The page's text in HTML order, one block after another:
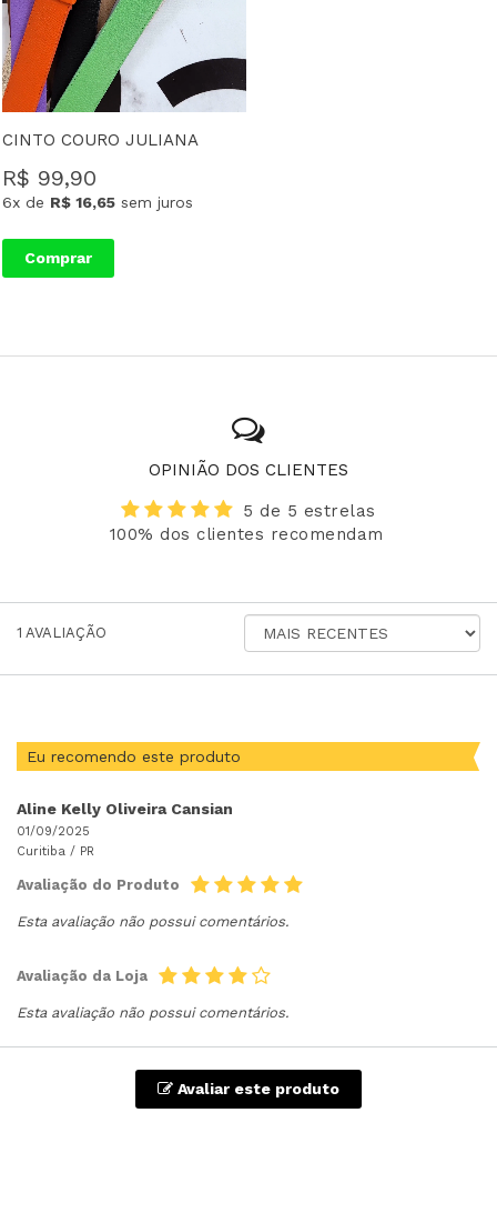
CINTO COURO JULIANA
R$ 99,90
6x de R$ 16,65 sem juros
Comprar
OPINIÃO DOS CLIENTES
5 de 5 estrelas
100% dos clientes recomendam
1 AVALIAÇÃO
AVALIAÇÕES
Eu recomendo este produto
Aline Kelly Oliveira Cansian
01/09/2025
Curitiba / PR
Avaliação do Produto
Esta avaliação não possui comentários.
Avaliação da Loja
Esta avaliação não possui comentários.
Avaliar este produto